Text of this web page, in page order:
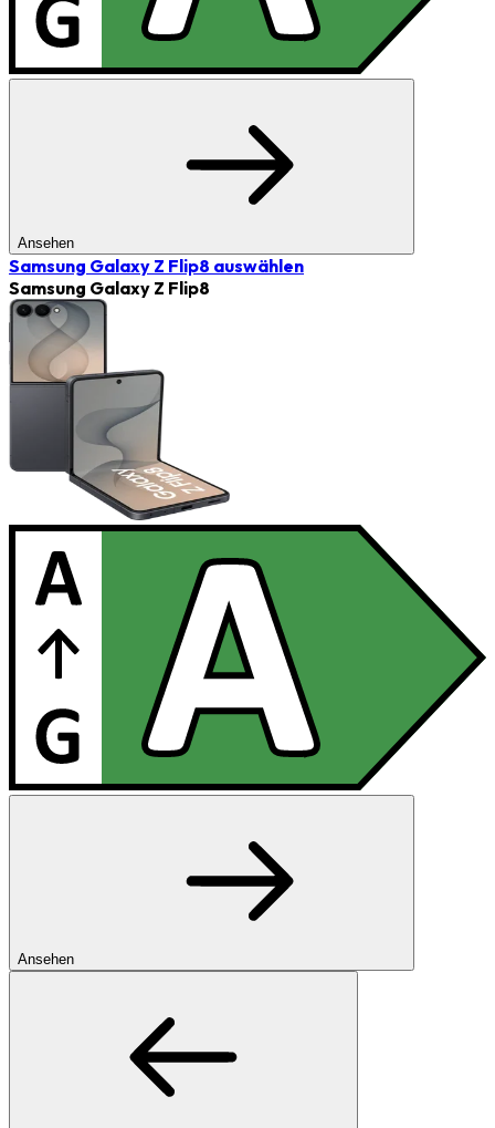
Ansehen
Samsung Galaxy Z Flip8 auswählen
Samsung Galaxy Z Flip8
Ansehen